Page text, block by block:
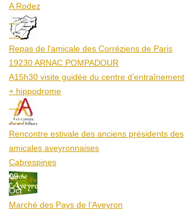
A Rodez
23
Aoû
Repas de l'amicale des Corréziens de Paris
19230 ARNAC POMPADOUR
A15h30 visite guidée du centre d’entraînement
+ hippodrome
25
Aoû
Rencontre estivale des anciens présidents des
amicales aveyronnaises
Cabrespines
09
Oct
Marché des Pays de l’Aveyron